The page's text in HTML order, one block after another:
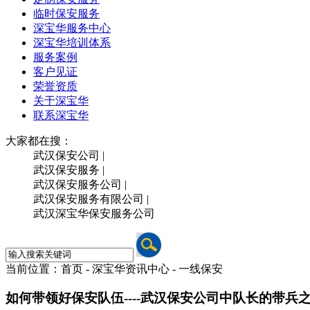
临时保安服务
深宝华服务中心
深宝华培训体系
服务案例
客户见证
荣誉资质
关于深宝华
联系深宝华
大家都在搜：
武汉保安公司 |
武汉保安服务 |
武汉保安服务公司 |
武汉保安服务有限公司 |
武汉深宝华保安服务公司
当前位置：首页 - 深宝华资讯中心 - 一线保安
如何带领好保安队伍----武汉保安公司中队长的带兵